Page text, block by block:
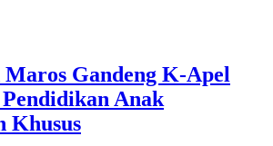
Gandeng K-Apel
Anak
Khusus